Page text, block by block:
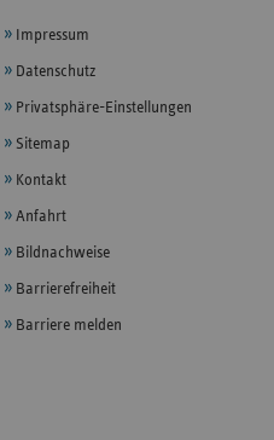
Impressum
Datenschutz
Privatsphäre-Einstellungen
Sitemap
Kontakt
Anfahrt
Bildnachweise
Barrierefreiheit
Barriere melden